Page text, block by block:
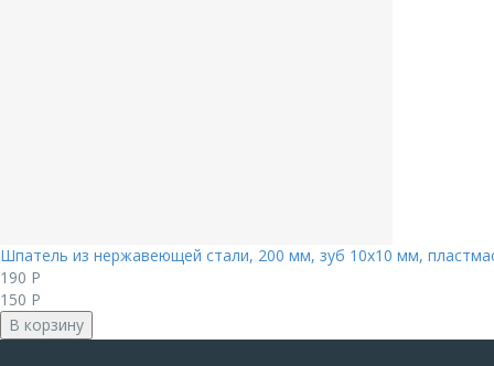
Шпатель из нержавеющей стали, 200 мм, зуб 10х10 мм,
190 Р
150 Р
В корзину